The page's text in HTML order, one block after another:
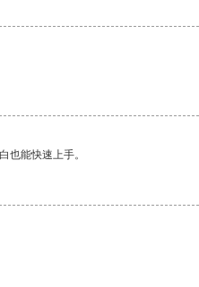
也能快速上手。